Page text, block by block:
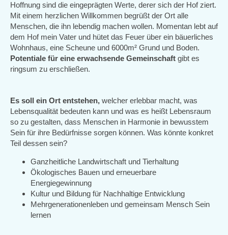
Hoffnung sind die eingeprägten Werte, derer sich der Hof ziert.
Mit einem herzlichen Willkommen begrüßt der Ort alle
Menschen, die ihn lebendig machen wollen. Momentan lebt auf
dem Hof mein Vater und hütet das Feuer über ein bäuerliches
Wohnhaus, eine Scheune und 6000m² Grund und Boden.
Potentiale für eine erwachsende Gemeinschaft gibt es
ringsum zu erschließen.
Es soll ein Ort entstehen, welcher erlebbar macht, was
Lebensqualität bedeuten kann und was es heißt Lebensraum
so zu gestalten, dass Menschen in Harmonie in bewusstem
Sein für ihre Bedürfnisse sorgen können. Was könnte konkret
Teil dessen sein?
Ganzheitliche Landwirtschaft und Tierhaltung
Ökologisches Bauen und erneuerbare
Energiegewinnung
Kultur und Bildung für Nachhaltige Entwicklung
Mehrgenerationenleben und gemeinsam Mensch Sein
lernen